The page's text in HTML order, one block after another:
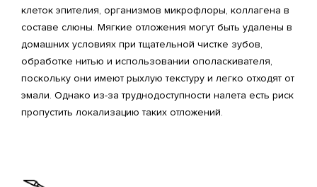
клеток эпителия, организмов микрофлоры, коллагена в
составе слюны. Мягкие отложения могут быть удалены в
домашних условиях при тщательной чистке зубов,
обработке нитью и использовании ополаскивателя,
поскольку они имеют рыхлую текстуру и легко отходят от
эмали. Однако из-за труднодоступности налета есть риск
пропустить локализацию таких отложений.